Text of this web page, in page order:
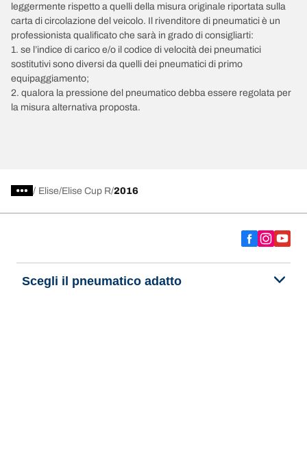
leggermente rispetto a quelli della misura originale riportata sulla
carta di circolazione del veicolo. Il rivenditore di pneumatici è un
professionista qualificato che sarà in grado di consigliarti:
1. se l’indice di carico e/o il codice di velocità dei pneumatici
sostitutivi sono diversi da quelli dei pneumatici di primo
equipaggiamento;
2. qualora la pressione del pneumatico debba essere regolata per
la misura alternativa proposta.
/ Elise Elise Cup R 2016
Scegli il pneumatico adatto